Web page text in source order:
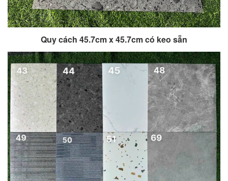
Quy cách 45.7cm x 45.7cm có keo sẵn